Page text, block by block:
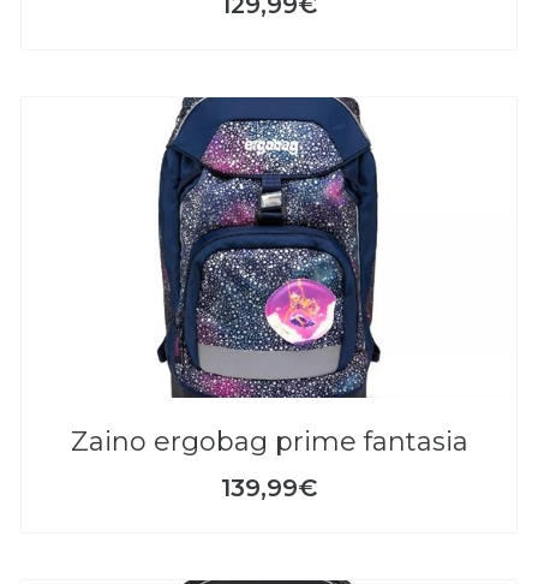
zaino ergobag prime fantasia
139,99€